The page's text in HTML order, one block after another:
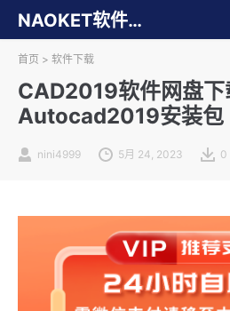
NAOKET软件库
首页 > 软件下载
CAD2019软件网盘下
Autocad2019安装包
nini4999 5月 24, 2023 0